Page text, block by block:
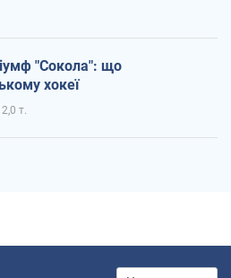
"Сокола": що
хокеї
2,0 т.